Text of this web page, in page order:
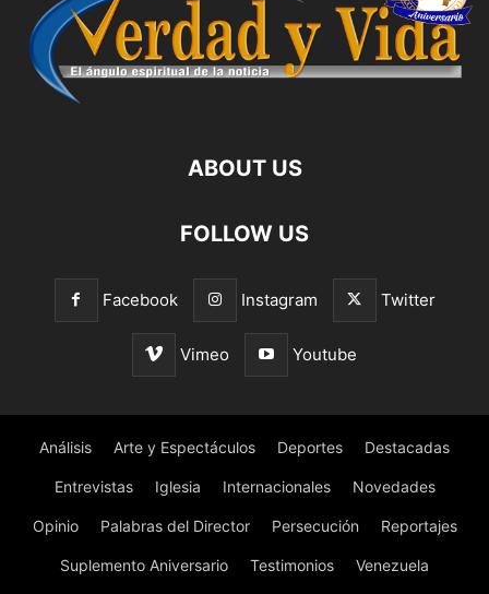
ABOUT US
FOLLOW US
Facebook Instagram Twitter
Vimeo Youtube
Análisis Arte y Espectáculos Deportes Destacadas
Entrevistas Iglesia Internacionales Novedades
Opinio Palabras del Director Persecución Reportajes
Suplemento Aniversario Testimonios Venezuela